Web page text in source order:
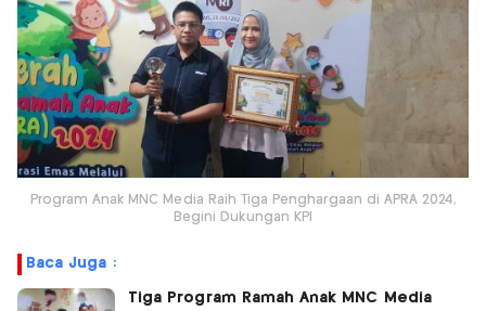
Program Anak MNC Media Raih Tiga Penghargaan di APRA 2024,
Begini Dukungan KPI
Baca Juga :
Tiga Program Ramah Anak MNC Media